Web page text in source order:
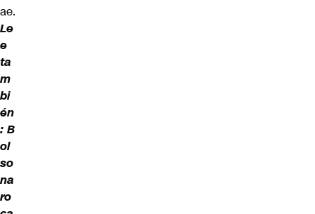
ae.
Le
e
ta
m
bi
én
: B
ol
so
na
ro